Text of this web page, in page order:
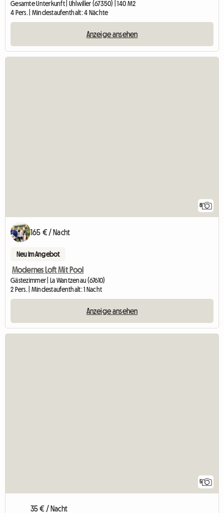
Gesamte Unterkunft | Uhlwiller (67350) | 140 M2
4 Pers. | Mindestaufenthalt: 4 Nächte
Anzeige ansehen
8
165 € / Nacht
Neu im Angebot
Modernes Loft Mit Pool
Gästezimmer | La Wantzenau (67610)
2 Pers. | Mindestaufenthalt: 1 Nacht
Anzeige ansehen
5
35 € / Nacht